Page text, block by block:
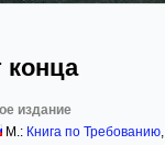
конца
издание
М.: Книга по Требованию,